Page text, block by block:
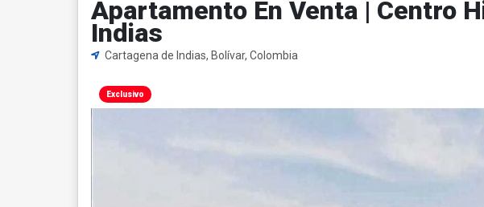
Apartamento En Venta | Centro
Indias
Cartagena de Indias, Bolívar, Colombia
Exclusivo